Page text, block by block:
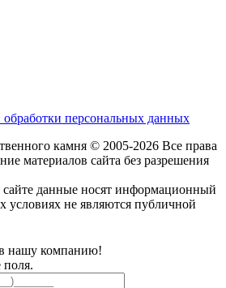
персональных данных
камня © 2005-2026 Все права
материалов сайта без разрешения
сайте данные носят информационный
условиях не являются публичной
нашу компанию!
поля.